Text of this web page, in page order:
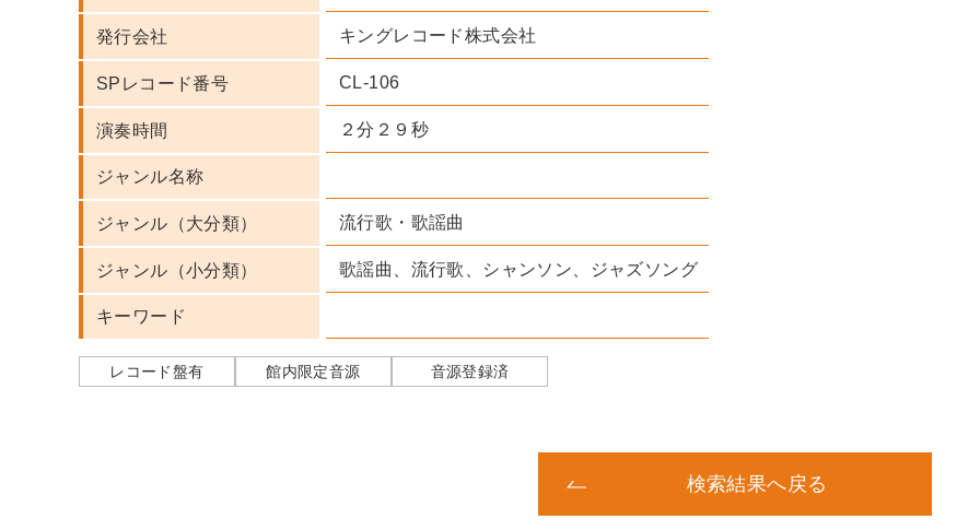
発行会社 キングレコード株式会社
SPレコード番号 CL-106
演奏時間 ２分２９秒
ジャンル名称
ジャンル（大分類） 流行歌・歌謡曲
ジャンル（小分類） 歌謡曲、流行歌、シャンソン、ジャズソング
キーワード
レコード盤有 館内限定音源 音源登録済
検索結果へ戻る